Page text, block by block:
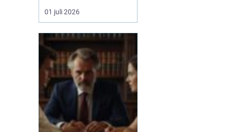
gammalt skrot. I varje
katalysator finns
som kan användas igen
i nya produkter och
processer. När de
återvinns...
01 juli 2026